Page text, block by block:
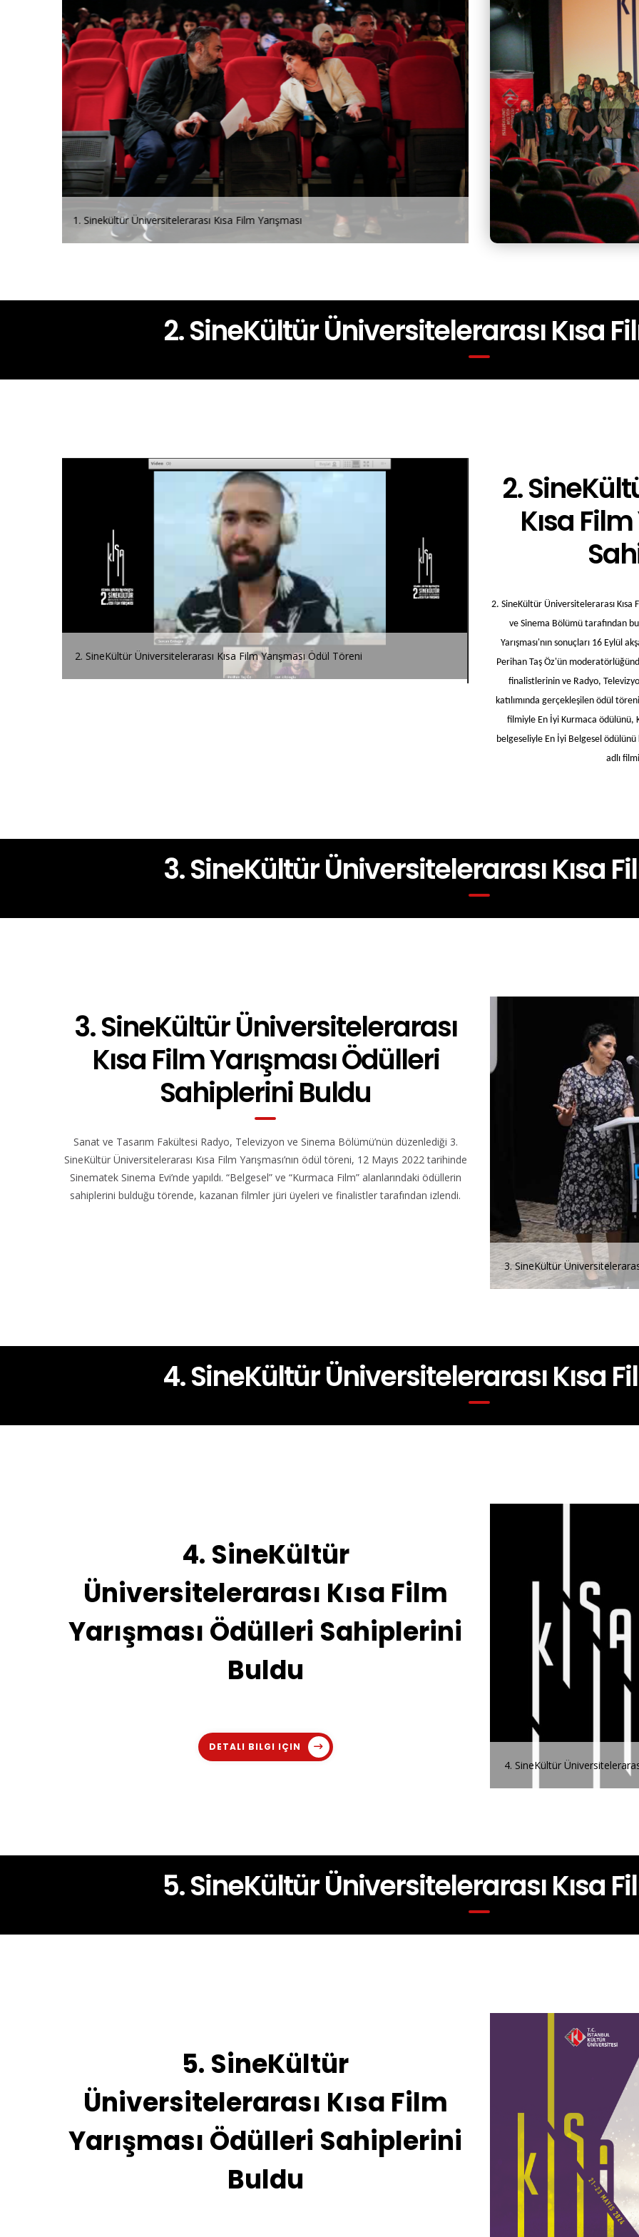
1. Sinekültür Üniversitelerarası Kısa Film Yarışması 1. Sinekültür Üniversitelerarası
2. SineKültür Üniversitelerarası Kısa
2. SineKültür Üniversitelerarası Kısa Film Yarışması Ödül Töreni 2. SineKültür Üniversitelerarası
2.
Kısa
2. SineKültür Üniversitelerarası
ve Sinema Bölümü tarafından
Yarışması'nın sonuçları 16 Eylül
Perihan Taş Öz'ün
finalistlerinin ve Radyo,
katılımında gerçekleşilen ödül
filmiyle En İyi Kurmaca
belgeseliyle En İyi Belgesel
adlı
3. SineKültür Üniversitelerarası Kısa
3. SineKültür Üniversitelerarası
Kısa Film Yarışması Ödülleri
Sahiplerini Buldu
Sanat ve Tasarım Fakültesi Radyo, Televizyon ve Sinema Bölümü’nün düzenlediği 3.
SineKültür Üniversitelerarası Kısa Film Yarışması’nın ödül töreni, 12 Mayıs 2022 tarihinde
Sinematek Sinema Evi’nde yapıldı. “Belgesel” ve “Kurmaca Film” alanlarındaki ödüllerin
sahiplerini bulduğu törende, kazanan filmler jüri üyeleri ve finalistler tarafından izlendi.
3. SineKültür
4. SineKültür Üniversitelerarası Kısa
4. SineKültür
Üniversitelerarası Kısa Film
Yarışması Ödülleri Sahiplerini
Buldu
DETALI BILGI IÇIN
4. SineKültür Üniversitelerarası Kısa Film Festivali 4. SineKültür
5. SineKültür Üniversitelerarası Kısa
5. SineKültür
Üniversitelerarası Kısa Film
Yarışması Ödülleri Sahiplerini
Buldu